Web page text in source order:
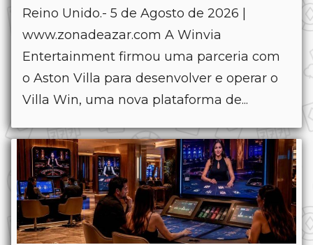
Reino Unido.- 5 de Agosto de 2026 |
www.zonadeazar.com A Winvia
Entertainment firmou uma parceria com
o Aston Villa para desenvolver e operar o
Villa Win, uma nova plataforma de...